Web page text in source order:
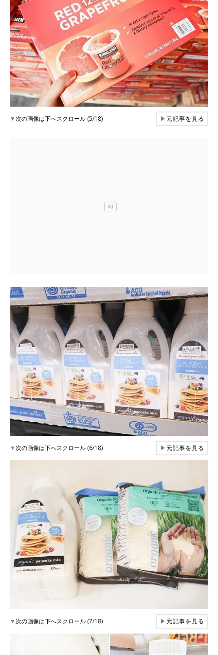
▼次の画像は下へスクロール (5/18) ▶元記事を見る
▼次の画像は下へスクロール (6/18) ▶元記事を見る
▼次の画像は下へスクロール (7/18) ▶元記事を見る